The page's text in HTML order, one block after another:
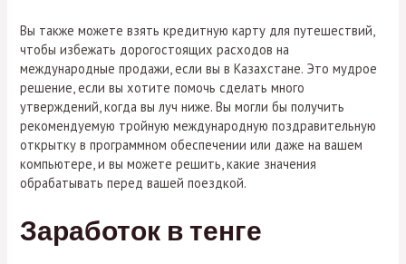
Вы также можете взять кредитную карту для путешествий,
чтобы избежать дорогостоящих расходов на
международные продажи, если вы в Казахстане. Это мудрое
решение, если вы хотите помочь сделать много
утверждений, когда вы луч ниже. Вы могли бы получить
рекомендуемую тройную международную поздравительную
открытку в программном обеспечении или даже на вашем
компьютере, и вы можете решить, какие значения
обрабатывать перед вашей поездкой.
Заработок в тенге